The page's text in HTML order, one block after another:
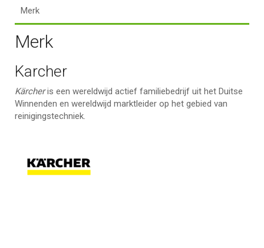
Merk
Merk
Karcher
Kärcheris een wereldwijd actief familiebedrijf uit het Duitse
Winnenden en wereldwijd marktleider op het gebied van
reinigingstechniek.